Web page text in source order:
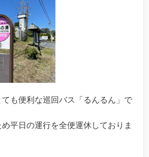
も便利な巡回バス「るんるん」で
平日の運行を全便運休しておりま